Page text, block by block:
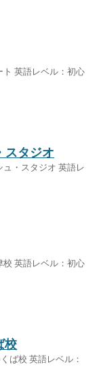
英語レベル：初心
スタジオ
・スタジオ 英語レ
校 英語レベル：初心
校
ば校 英語レベル：